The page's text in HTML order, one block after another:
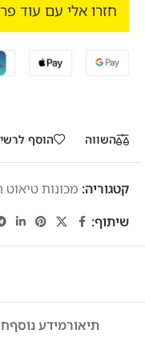
חזרו אלי עם עוד
השווה הוסף
קטגוריה: מכונות טיאוט
שיתוף:
תיאורמידע נוסף